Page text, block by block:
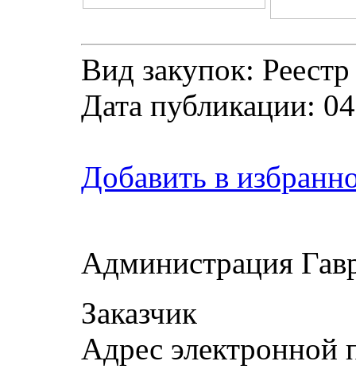
Вид закупок:
Дата публикации:
Добавить в
Администрация
Заказчик
Адрес электронной